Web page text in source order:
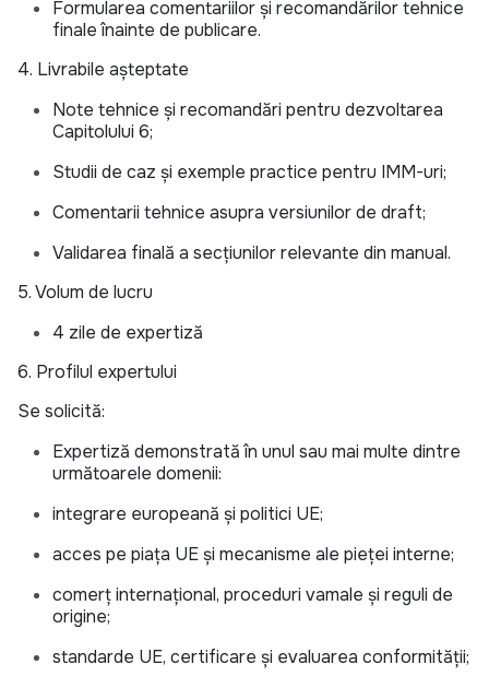
Formularea comentariilor și recomandărilor tehnice
finale înainte de publicare.
4. Livrabile așteptate
Note tehnice și recomandări pentru dezvoltarea
Capitolului 6;
Studii de caz și exemple practice pentru IMM-uri;
Comentarii tehnice asupra versiunilor de draft;
Validarea finală a secțiunilor relevante din manual.
5. Volum de lucru
4 zile de expertiză
6. Profilul expertului
Se solicită:
Expertiză demonstrată în unul sau mai multe dintre
următoarele domenii:
integrare europeană și politici UE;
acces pe piața UE și mecanisme ale pieței interne;
comerț internațional, proceduri vamale și reguli de
origine;
standarde UE, certificare și evaluarea conformității;